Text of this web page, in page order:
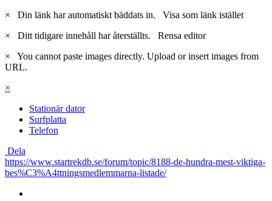
×
Din länk har automatiskt bäddats in. Visa som länk istället
×
Ditt tidigare innehåll har återställts. Rensa editor
×
You cannot paste images directly. Upload or insert images from
URL.
×
Stationär dator
Surfplatta
Telefon
Dela
https://www.startrekdb.se/forum/topic/8188-de-hundra-mest-viktiga-
bes%C3%A4ttningsmedlemmarna-listade/